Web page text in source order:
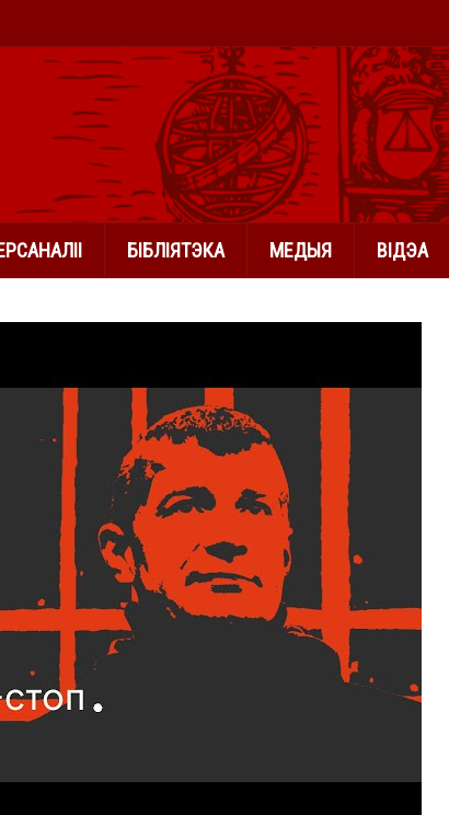
БІБЛІЯТЭКА МЕДЫЯ ВІДЭА